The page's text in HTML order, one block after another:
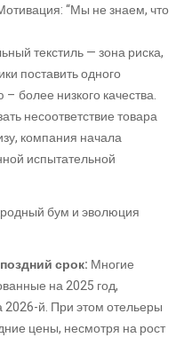
“Мы не знаем, что
текстиль — зона риска,
поставить одного
более низкого качества.
несоответствие товара
компания начала
испытательной
бум и эволюция
срок: Многие
на 2025 год,
й. При этом отельеры
цены, несмотря на рост